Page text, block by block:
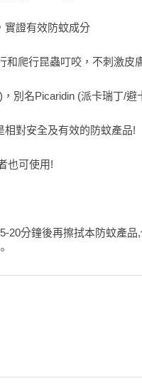
實證有效防蚊成分
和爬行昆蟲叮咬，不刺激皮
別名Picaridin (派卡瑞丁/避
對安全及有效的防蚊產品!
也可使用!
20分鐘後再擦拭本防蚊產品